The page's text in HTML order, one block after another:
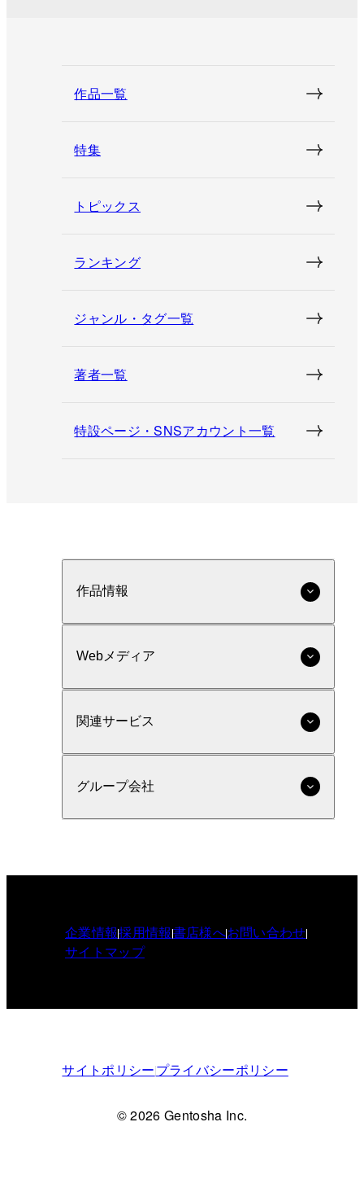
作品一覧
特集
トピックス
ランキング
ジャンル・タグ一覧
著者一覧
特設ページ・SNSアカウント一覧
作品情報
Webメディア
関連サービス
グループ会社
企業情報採用情報書店様へお問い合わせ
サイトマップ
サイトポリシープライバシーポリシー
© 2026 Gentosha Inc.